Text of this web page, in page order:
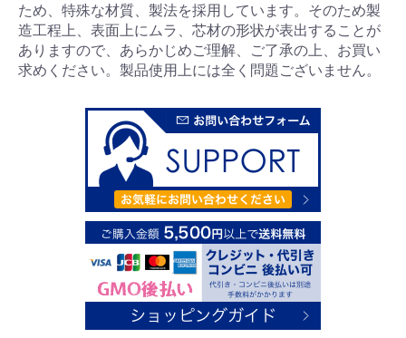
ため、特殊な材質、製法を採用しています。そのため製
造工程上、表面上にムラ、芯材の形状が表出することが
ありますので、あらかじめご理解、ご了承の上、お買い
求めください。製品使用上には全く問題ございません。